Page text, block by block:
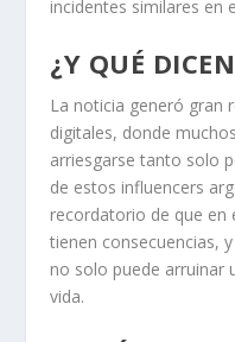
incidentes similares en
¿Y QUÉ
La noticia generó gran
digitales, donde
arriesgarse tanto solo
de estos influencers
recordatorio de que en
tienen consecuencias,
no solo puede arruinar
vida.